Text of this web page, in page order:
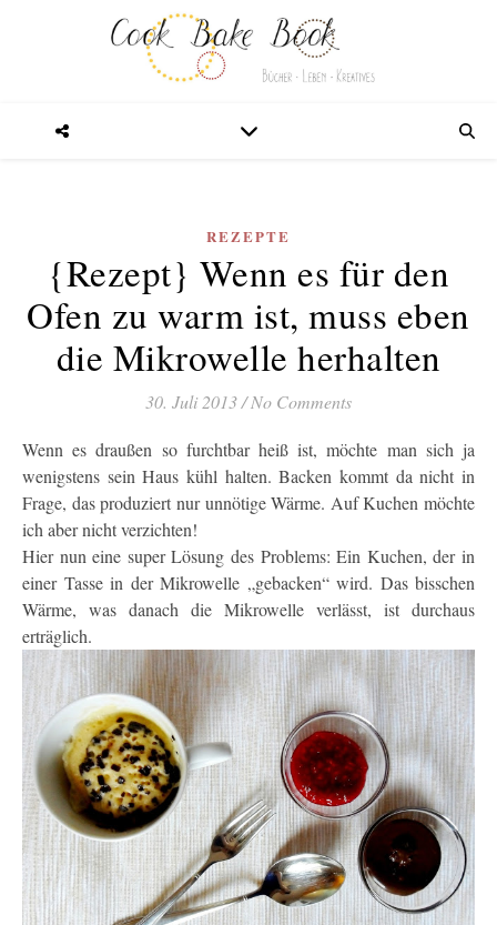
REZEPTE
{Rezept} Wenn es für den
Ofen zu warm ist, muss eben
die Mikrowelle herhalten
30. Juli 2013/No Comments
Wenn es draußen so furchtbar heiß ist, möchte man sich ja
wenigstens sein Haus kühl halten. Backen kommt da nicht in
Frage, das produziert nur unnötige Wärme. Auf Kuchen möchte
ich aber nicht verzichten!
Hier nun eine super Lösung des Problems: Ein Kuchen, der in
einer Tasse in der Mikrowelle „gebacken“ wird. Das bisschen
Wärme, was danach die Mikrowelle verlässt, ist durchaus
erträglich.